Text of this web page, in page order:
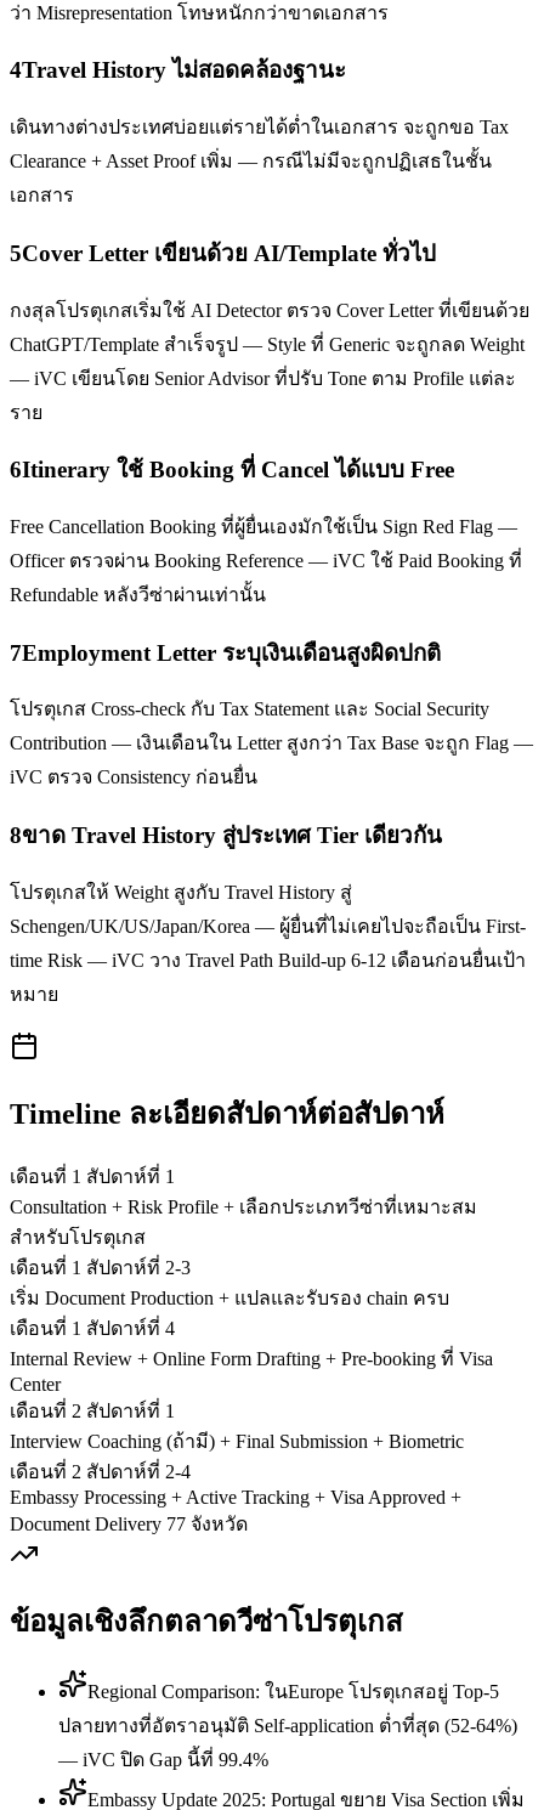
ว่า Misrepresentation โทษหนักกว่าขาดเอกสาร
4Travel History ไม่สอดคล้องฐานะ
เดินทางต่างประเทศบ่อยแต่รายได้ต่ำในเอกสาร จะถูกขอ Tax
Clearance + Asset Proof เพิ่ม — กรณีไม่มีจะถูกปฏิเสธในชั้น
เอกสาร
5Cover Letter เขียนด้วย AI/Template ทั่วไป
กงสุลโปรตุเกสเริ่มใช้ AI Detector ตรวจ Cover Letter ที่เขียนด้วย
ChatGPT/Template สำเร็จรูป — Style ที่ Generic จะถูกลด Weight
— iVC เขียนโดย Senior Advisor ที่ปรับ Tone ตาม Profile แต่ละ
ราย
6Itinerary ใช้ Booking ที่ Cancel ได้แบบ Free
Free Cancellation Booking ที่ผู้ยื่นเองมักใช้เป็น Sign Red Flag —
Officer ตรวจผ่าน Booking Reference — iVC ใช้ Paid Booking ที่
Refundable หลังวีซ่าผ่านเท่านั้น
7Employment Letter ระบุเงินเดือนสูงผิดปกติ
โปรตุเกส Cross-check กับ Tax Statement และ Social Security
Contribution — เงินเดือนใน Letter สูงกว่า Tax Base จะถูก Flag —
iVC ตรวจ Consistency ก่อนยื่น
8ขาด Travel History สู่ประเทศ Tier เดียวกัน
โปรตุเกสให้ Weight สูงกับ Travel History สู่
Schengen/UK/US/Japan/Korea — ผู้ยื่นที่ไม่เคยไปจะถือเป็น First-
time Risk — iVC วาง Travel Path Build-up 6-12 เดือนก่อนยื่นเป้า
หมาย
Timeline ละเอียดสัปดาห์ต่อสัปดาห์
เดือนที่ 1 สัปดาห์ที่ 1
Consultation + Risk Profile + เลือกประเภทวีซ่าที่เหมาะสม
สำหรับโปรตุเกส
เดือนที่ 1 สัปดาห์ที่ 2-3
เริ่ม Document Production + แปลและรับรอง chain ครบ
เดือนที่ 1 สัปดาห์ที่ 4
Internal Review + Online Form Drafting + Pre-booking ที่ Visa
Center
เดือนที่ 2 สัปดาห์ที่ 1
Interview Coaching (ถ้ามี) + Final Submission + Biometric
เดือนที่ 2 สัปดาห์ที่ 2-4
Embassy Processing + Active Tracking + Visa Approved +
Document Delivery 77 จังหวัด
ข้อมูลเชิงลึกตลาดวีซ่าโปรตุเกส
Regional Comparison: ในEurope โปรตุเกสอยู่ Top-5
ปลายทางที่อัตราอนุมัติ Self-application ต่ำที่สุด (52-64%)
— iVC ปิด Gap นี้ที่ 99.4%
Embassy Update 2025: Portugal ขยาย Visa Section เพิ่ม